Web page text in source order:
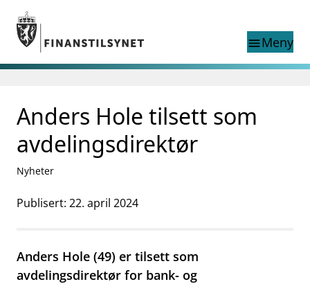
Gå til hovedinnhold
Gå til søkesiden
menuMeny
nettstedet
language
English
exist in English
English home page
Aktuelt
Finanstilsynets registre
businessOm Finanstilsynet
Anders Hole tilsett som
avdelingsdirektør
Nyheter
Publisert: 22. april 2024
Anders Hole (49) er tilsett som
avdelingsdirektør for bank- og